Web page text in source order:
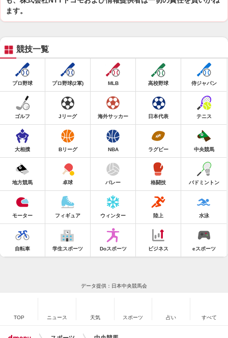
ます。
競技一覧
プロ野球 プロ野球(2軍) MLB 高校野球 侍ジャパン
ゴルフ Jリーグ 海外サッカー 日本代表 テニス
大相撲 Bリーグ NBA ラグビー 中央競馬
地方競馬 卓球 バレー 格闘技 バドミントン
モーター フィギュア ウィンター 陸上 水泳
自転車 学生スポーツ Doスポーツ ビジネス eスポーツ
データ提供：日本中央競馬会
TOP ニュース 天気 スポーツ 占い すべて